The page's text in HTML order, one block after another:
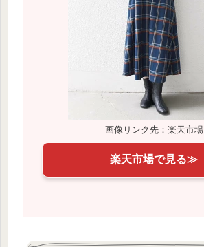
画像リンク先：楽天市場
楽天市場で見る≫